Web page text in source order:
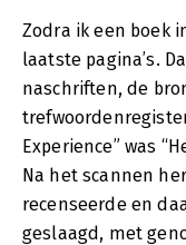
Zodra ik een boek
laatste pagina’s.
naschriften, de
Experience” was
Na het scannen
recenseerde en
geslaagd, met